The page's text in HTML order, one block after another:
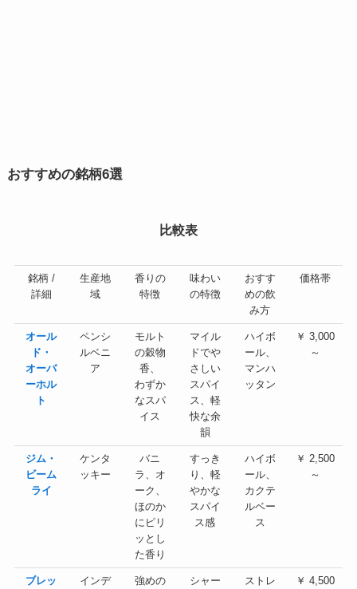
おすすめの銘柄6選
比較表
銘柄 /
詳細
生産地
域
香りの
特徴
味わい
の特徴
おすす
めの飲
み方
価格帯
オール
ド・
オーバ
ーホル
ト
ペンシ
ルベニ
ア
モルト
の穀物
香、
わずか
なスパ
イス
マイル
ドでや
さしい
スパイ
ス、軽
快な余
韻
ハイボ
ール、
マンハ
ッタン
￥ 3,000
～
ジム・
ビーム
ライ
ケンタ
ッキー
バニ
ラ、オ
ーク、
ほのか
にピリ
ッとし
た香り
すっき
り、軽
やかな
スパイ
ス感
ハイボ
ール、
カクテ
ルベー
ス
￥ 2,500
～
ブレッ
インデ
強めの
シャー
ストレ
￥ 4,500